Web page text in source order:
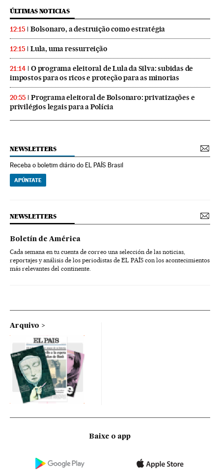
ÚLTIMAS NOTICIAS
12:15 Bolsonaro, a destruição como estratégia
12:15 Lula, uma ressurreição
21:14
O programa eleitoral de Lula da Silva: subidas de
impostos para os ricos e proteção para as minorias
20:55
Programa eleitoral de Bolsonaro: privatizações e
privilégios legais para a Polícia
NEWSLETTERS
Receba o boletim diário do EL PAÍS Brasil
APÚNTATE
NEWSLETTERS
Boletín de América
Cada semana en tu cuenta de correo una selección de las noticias,
reportajes y análisis de los periodistas de EL PAÍS con los acontecimientos
más relevantes del continente.
Arquivo
Baixe o app